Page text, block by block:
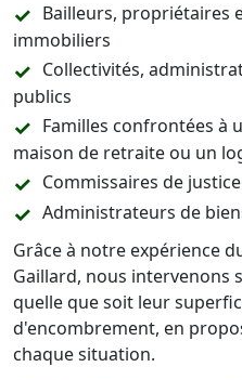
Bailleurs, propriétaires
immobiliers
Collectivités,
publics
Familles confrontées à
maison de retraite ou un
Commissaires de
Administrateurs de
Grâce à notre expérience
Gaillard, nous intervenons
quelle que soit leur
d'encombrement, en
chaque situation.